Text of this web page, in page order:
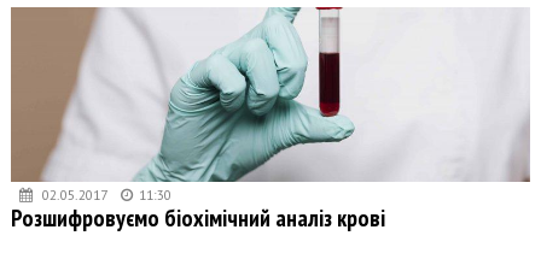
02.05.2017 11:30
Розшифровуємо біохімічний аналіз крові